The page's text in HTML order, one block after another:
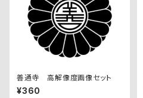
善通寺 高解像度画像セット
¥360